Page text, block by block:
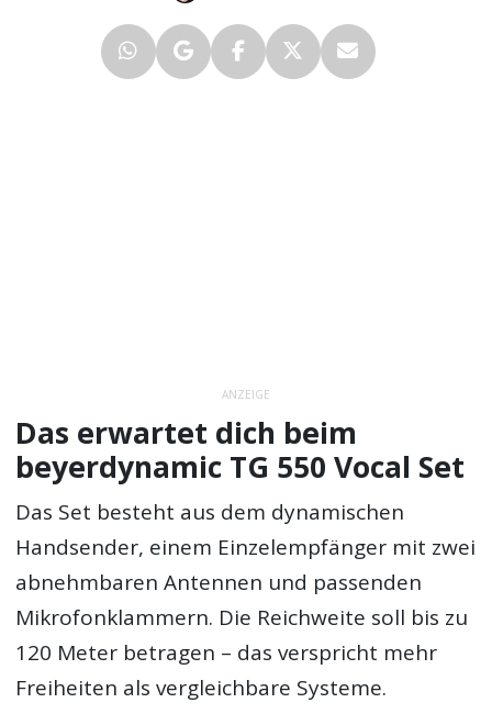
ANZEIGE
Das erwartet dich beim
beyerdynamic TG 550 Vocal Set
Das Set besteht aus dem dynamischen
Handsender, einem Einzelempfänger mit zwei
abnehmbaren Antennen und passenden
Mikrofonklammern. Die Reichweite soll bis zu
120 Meter betragen – das verspricht mehr
Freiheiten als vergleichbare Systeme.